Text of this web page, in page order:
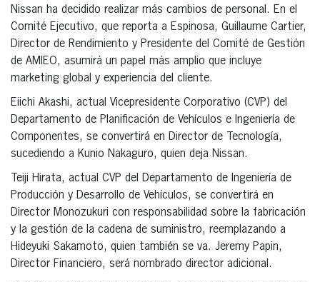
Nissan ha decidido realizar más cambios de personal. En el
Comité Ejecutivo, que reporta a Espinosa, Guillaume Cartier,
Director de Rendimiento y Presidente del Comité de Gestión
de AMIEO, asumirá un papel más amplio que incluye
marketing global y experiencia del cliente.
Eiichi Akashi, actual Vicepresidente Corporativo (CVP) del
Departamento de Planificación de Vehículos e Ingeniería de
Componentes, se convertirá en Director de Tecnología,
sucediendo a Kunio Nakaguro, quien deja Nissan.
Teiji Hirata, actual CVP del Departamento de Ingeniería de
Producción y Desarrollo de Vehículos, se convertirá en
Director Monozukuri con responsabilidad sobre la fabricación
y la gestión de la cadena de suministro, reemplazando a
Hideyuki Sakamoto, quien también se va. Jeremy Papin,
Director Financiero, será nombrado director adicional.